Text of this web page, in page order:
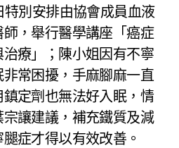
特別安排由協會成員血液
，舉行醫學講座「癌症
療」；陳小姐因有不寧
常困擾，手麻腳麻一直
定劑也無法好入眠，情
讓建議，補充鐵質及減
症才得以有效改善。